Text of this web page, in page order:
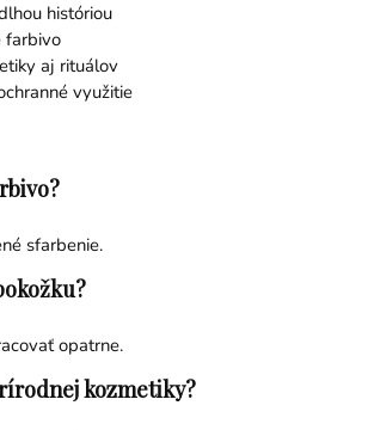
históriou
farbivo
aj rituálov
využitie
sfarbenie.
opatrne.
kozmetiky?